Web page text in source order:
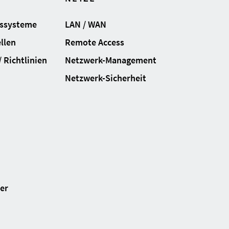
Richtlinien
LAN / WAN
Remote Access
Netzwerk-Management
Netzwerk-Sicherheit